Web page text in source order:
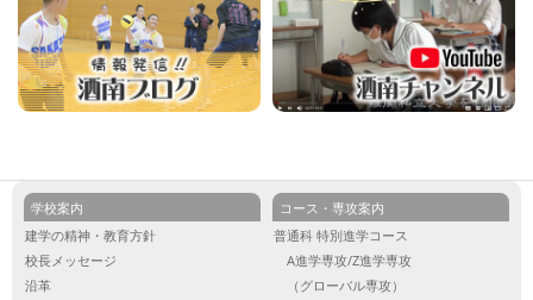
学校案内
建学の精神・教育方針
校長メッセージ
沿革
コース・専攻案内
普通科 特別進学コース
A進学専攻/Z進学専攻
（グローバル専攻）